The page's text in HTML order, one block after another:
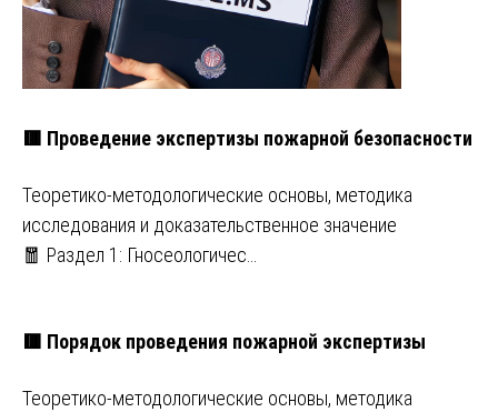
🟥 Проведение экспертизы пожарной безопасности
Теоретико-методологические основы, методика
исследования и доказательственное значение
🧧 Раздел 1: Гносеологичес…
🟥 Порядок проведения пожарной экспертизы
Теоретико-методологические основы, методика